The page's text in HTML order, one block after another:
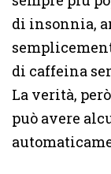
di insonnia,
di caffeina
La verità,
può avere